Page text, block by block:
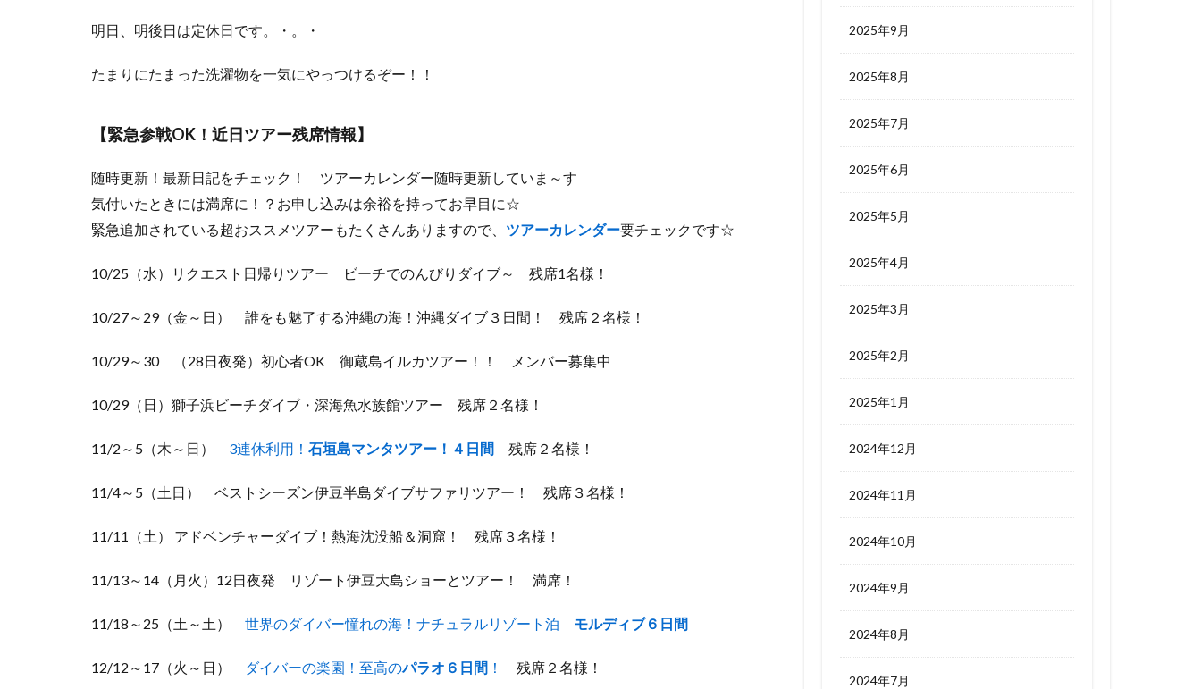
明日、明後日は定休日です。・。・
たまりにたまった洗濯物を一気にやっつけるぞー！！
【緊急参戦OK！近日ツアー残席情報】
随時更新！最新日記をチェック！ ツアーカレンダー随時更新していま～す
気付いたときには満席に！？お申し込みは余裕を持ってお早目に☆
緊急追加されている超おススメツアーもたくさんありますので、 ツアーカレンダー要チェックです☆
10/25（水）リクエスト日帰りツアー ビーチでのんびりダイブ～ 残席1名様！
10/27～29（金～日） 誰をも魅了する沖縄の海！沖縄ダイブ３日間！ 残席２名様！
10/29～30 （28日夜発）初心者OK 御蔵島イルカツアー！！ メンバー募集中
10/29（日）獅子浜ビーチダイブ・深海魚水族館ツアー 残席２名様！
11/2～5（木～日） 3連休利用！ 石垣島マンタツアー！４日間 残席２名様！
11/4～5（土日） ベストシーズン伊豆半島ダイブサファリツアー！ 残席３名様！
11/11（土） アドベンチャーダイブ！熱海沈没船＆洞窟！ 残席３名様！
11/13～14（月火）12日夜発 リゾート伊豆大島ショーとツアー！ 満席！
11/18～25（土～土） 世界のダイバー憧れの海！ナチュラルリゾート泊 モルディブ６日間
12/12～17（火～日） ダイバーの楽園！至高のパラオ６日間 ！ 残席２名様！
2025年9月
2025年8月
2025年7月
2025年6月
2025年5月
2025年4月
2025年3月
2025年2月
2025年1月
2024年12月
2024年11月
2024年10月
2024年9月
2024年8月
2024年7月